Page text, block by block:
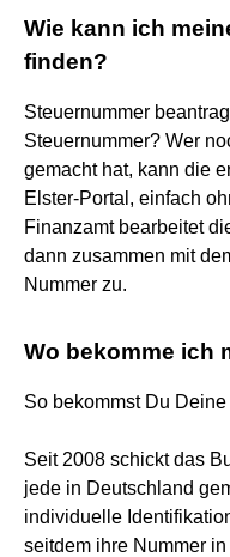
Wie kann ich
finden?
Steuernummer
Steuernummer? Wer
gemacht hat, kann die
Elster-Portal, einfach
Finanzamt bearbeitet
dann zusammen mit
Nummer zu.
Wo bekomme ich
So bekommst Du
Seit 2008 schickt das
jede in Deutschland
individuelle
seitdem ihre Nummer